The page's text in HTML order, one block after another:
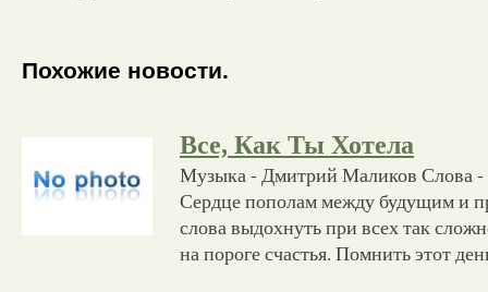
Похожие новости.
Все, Как Ты Хотела
Музыка - Дмитрий Маликов Слова -
Сердце пополам между будущим и
слова выдохнуть при всех так
на пороге счастья. Помнить этот